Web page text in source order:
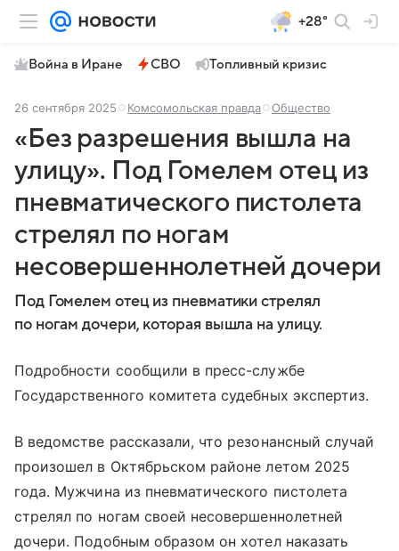
+28°
Война в Иране СВО Топливный кризис
26 сентября 2025 Комсомольская правда Общество
«Без разрешения вышла на
улицу». Под Гомелем отец из
пневматического пистолета
стрелял по ногам
несовершеннолетней дочери
Под Гомелем отец из пневматики стрелял
по ногам дочери, которая вышла на улицу.
Подробности сообщили в пресс-службе
Государственного комитета судебных экспертиз.
В ведомстве рассказали, что резонансный случай
произошел в Октябрьском районе летом 2025
года. Мужчина из пневматического пистолета
стрелял по ногам своей несовершеннолетней
дочери. Подобным образом он хотел наказать